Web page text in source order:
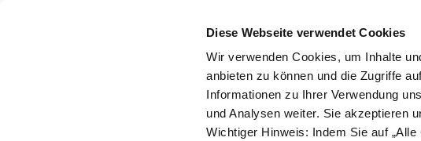
Diese Webseite verwendet Cookies
Wir verwenden Cookies, um Inhalte
anbieten zu können und die Zugriffe
Informationen zu Ihrer Verwendung
und Analysen weiter. Sie akzeptieren
Wichtiger Hinweis: Indem Sie auf